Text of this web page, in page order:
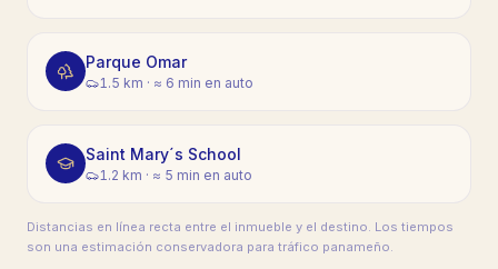
Parque Omar
1.5 km · ≈ 6 min en auto
Saint Mary´s School
1.2 km · ≈ 5 min en auto
Distancias en línea recta entre el inmueble y el destino. Los tiempos
son una estimación conservadora para tráfico panameño.